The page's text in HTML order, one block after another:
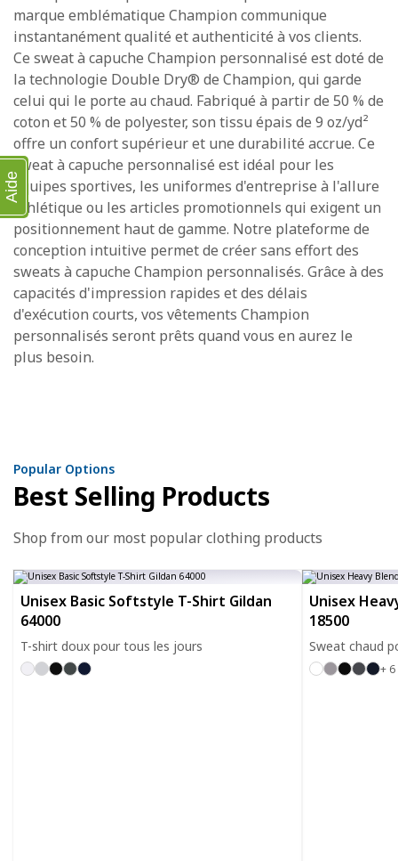
marque emblématique Champion communique
instantanément qualité et authenticité à vos clients.
Ce sweat à capuche Champion personnalisé est doté de
la technologie Double Dry® de Champion, qui garde
celui qui le porte au chaud. Fabriqué à partir de 50 % de
coton et 50 % de polyester, son tissu épais de 9 oz/yd²
offre un confort supérieur et une durabilité accrue. Ce
sweat à capuche personnalisé est idéal pour les
équipes sportives, les uniformes d'entreprise à l'allure
athlétique ou les articles promotionnels qui exigent un
positionnement haut de gamme. Notre plateforme de
conception intuitive permet de créer sans effort des
sweats à capuche Champion personnalisés. Grâce à des
capacités d'impression rapides et des délais
d'exécution courts, vos vêtements Champion
personnalisés seront prêts quand vous en aurez le
plus besoin.
Popular Options
Best Selling Products
Shop from our most popular clothing products
Unisex Basic Softstyle T-Shirt Gildan
64000
T-shirt doux pour tous les jours
Unisex
18500
Sweat chaud
+ 6
Aide